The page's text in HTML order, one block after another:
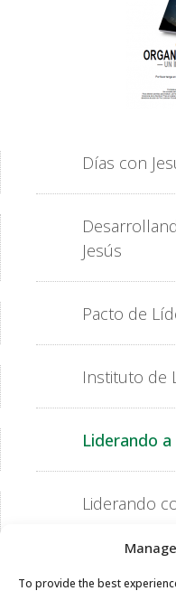
To provide the best
Días con
Jesús
Pacto de
Instituto de
Liderando
Liderando